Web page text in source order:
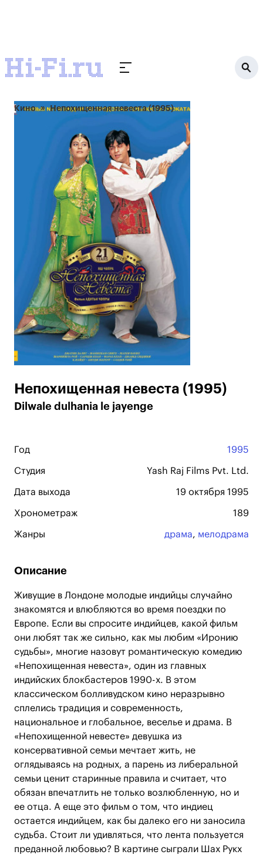
Кино Непохищенная невеста (1995)
Непохищенная невеста (1995)
Dilwale dulhania le jayenge
Год 1995
Студия Yash Raj Films Pvt. Ltd.
Дата выхода 19 октября 1995
Хронометраж 189
Жанры драма, мелодрама
Описание
Живущие в Лондоне молодые индийцы случайно
знакомятся и влюбляются во время поездки по
Европе. Если вы спросите индийцев, какой фильм
они любят так же сильно, как мы любим «Иронию
судьбы», многие назовут романтическую комедию
«Непохищенная невеста», один из главных
индийских блокбастеров 1990-х. В этом
классическом болливудском кино неразрывно
сплелись традиция и современность,
национальное и глобальное, веселье и драма. В
«Непохищенной невесте» девушка из
консервативной семьи мечтает жить, не
оглядываясь на родных, а парень из либеральной
семьи ценит старинные правила и считает, что
обязан впечатлить не только возлюбленную, но и
ее отца. А еще это фильм о том, что индиец
остается индийцем, как бы далеко его ни заносила
судьба. Стоит ли удивляться, что лента пользуется
преданной любовью? В картине сыграли Шах Рукх